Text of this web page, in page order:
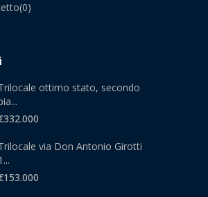
(0)
ottimo stato, secondo
via Don Antonio Girotti